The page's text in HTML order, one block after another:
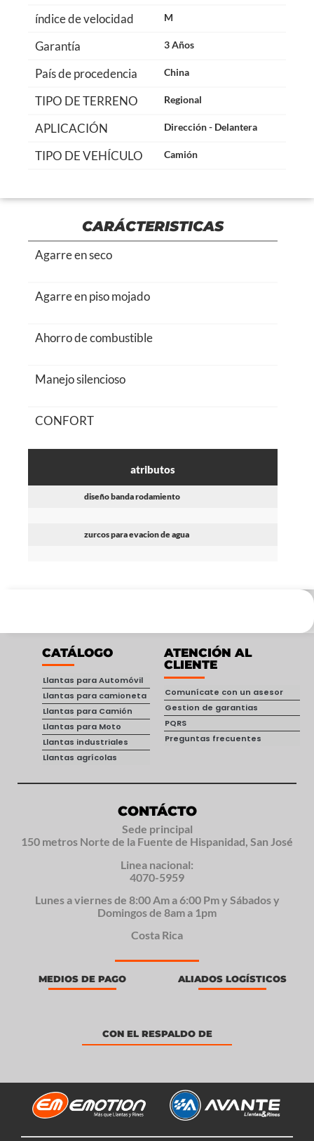
índice de velocidad M
Garantía 3 Años
País de procedencia China
TIPO DE TERRENO Regional
APLICACIÓN Dirección - Delantera
TIPO DE VEHÍCULO Camión
CARÁCTERISTICAS
Agarre en seco
Agarre en piso mojado
Ahorro de combustible
Manejo silencioso
CONFORT
atributos
diseño banda rodamiento
zurcos para evacion de agua
CATÁLOGO
Llantas para Automóvil
Llantas para camioneta
Llantas para Camión
Llantas para Moto
Llantas industriales
Llantas agrícolas
ATENCIÓN AL
CLIENTE
Comunícate con un asesor
Gestion de garantias
PQRS
Preguntas frecuentes
CONTÁCTO
Sede principal
150 metros Norte de la Fuente de Hispanidad, San José
Linea nacional:
4070-5959
Lunes a viernes de 8:00 Am a 6:00 Pm y Sábados y
Domingos de 8am a 1pm
Costa Rica
MEDIOS DE PAGO ALIADOS LOGÍSTICOS
CON EL RESPALDO DE